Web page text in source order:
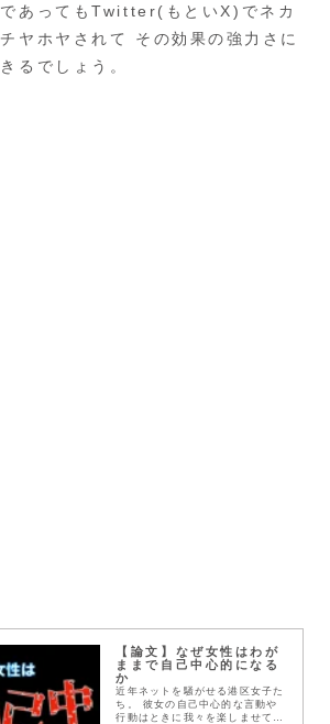
あってもTwitter(もといX)でネカ
ヤホヤされて その効果の強力さに
るでしょう。
【論文】なぜ女性はわが
ままで自己中心的になる
か
近年ネットを騒がせる港区女子た
ち。 彼女の自己中心的な言動や
行動はときに我々を楽しませてく